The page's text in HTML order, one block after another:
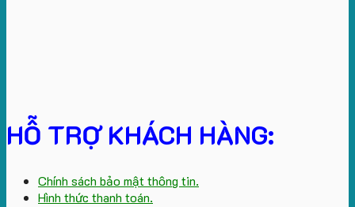
HỖ TRỢ KHÁCH HÀNG:
Chính sách bảo mật thông tin.
Hình thức thanh toán.